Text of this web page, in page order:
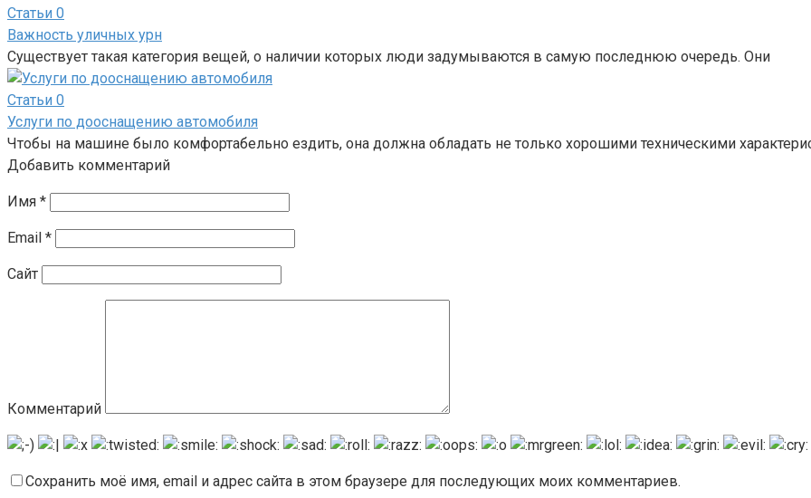
Статьи 0
Важность уличных урн
Существует такая категория вещей, о наличии которых люди задумываются в самую последнюю очередь. Они
Статьи 0
Услуги по дооснащению автомобиля
Чтобы на машине было комфортабельно ездить, она должна обладать не только хорошими техническими
Добавить комментарий
Имя *
Email *
Сайт
Комментарий
Сохранить моё имя, email и адрес сайта в этом браузере для последующих моих комментариев.